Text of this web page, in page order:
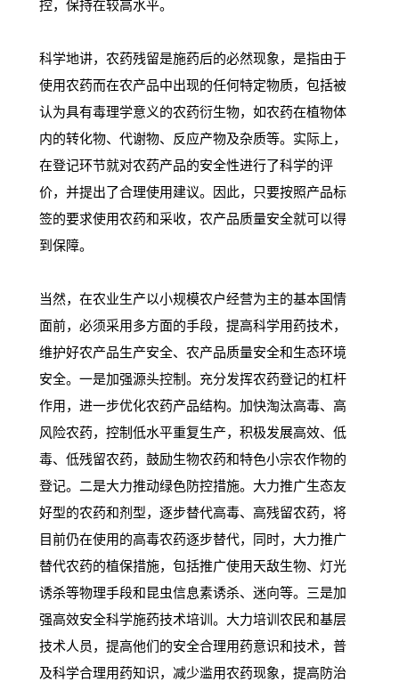
科学地讲，农药残留是施药后的必然现象，是指由于
使用农药而在农产品中出现的任何特定物质，包括被
认为具有毒理学意义的农药衍生物，如农药在植物体
内的转化物、代谢物、反应产物及杂质等。实际上，
在登记环节就对农药产品的安全性进行了科学的评
价，并提出了合理使用建议。因此，只要按照产品标
签的要求使用农药和采收，农产品质量安全就可以得
到保障。
当然，在农业生产以小规模农户经营为主的基本国情
面前，必须采用多方面的手段，提高科学用药技术，
维护好农产品生产安全、农产品质量安全和生态环境
安全。一是加强源头控制。充分发挥农药登记的杠杆
作用，进一步优化农药产品结构。加快淘汰高毒、高
风险农药，控制低水平重复生产，积极发展高效、低
毒、低残留农药，鼓励生物农药和特色小宗农作物的
登记。二是大力推动绿色防控措施。大力推广生态友
好型的农药和剂型，逐步替代高毒、高残留农药，将
目前仍在使用的高毒农药逐步替代，同时，大力推广
替代农药的植保措施，包括推广使用天敌生物、灯光
诱杀等物理手段和昆虫信息素诱杀、迷向等。三是加
强高效安全科学施药技术培训。大力培训农民和基层
技术人员，提高他们的安全合理用药意识和技术，普
及科学合理用药知识，减少滥用农药现象，提高防治